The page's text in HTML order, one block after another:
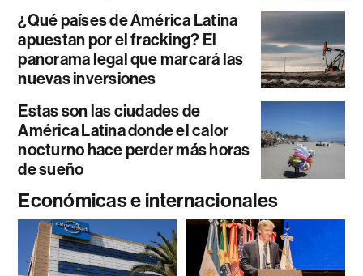
¿Qué países de América Latina
apuestan por el fracking? El
panorama legal que marcará las
nuevas inversiones
Estas son las ciudades de
América Latina donde el calor
nocturno hace perder más horas
de sueño
Económicas e internacionales